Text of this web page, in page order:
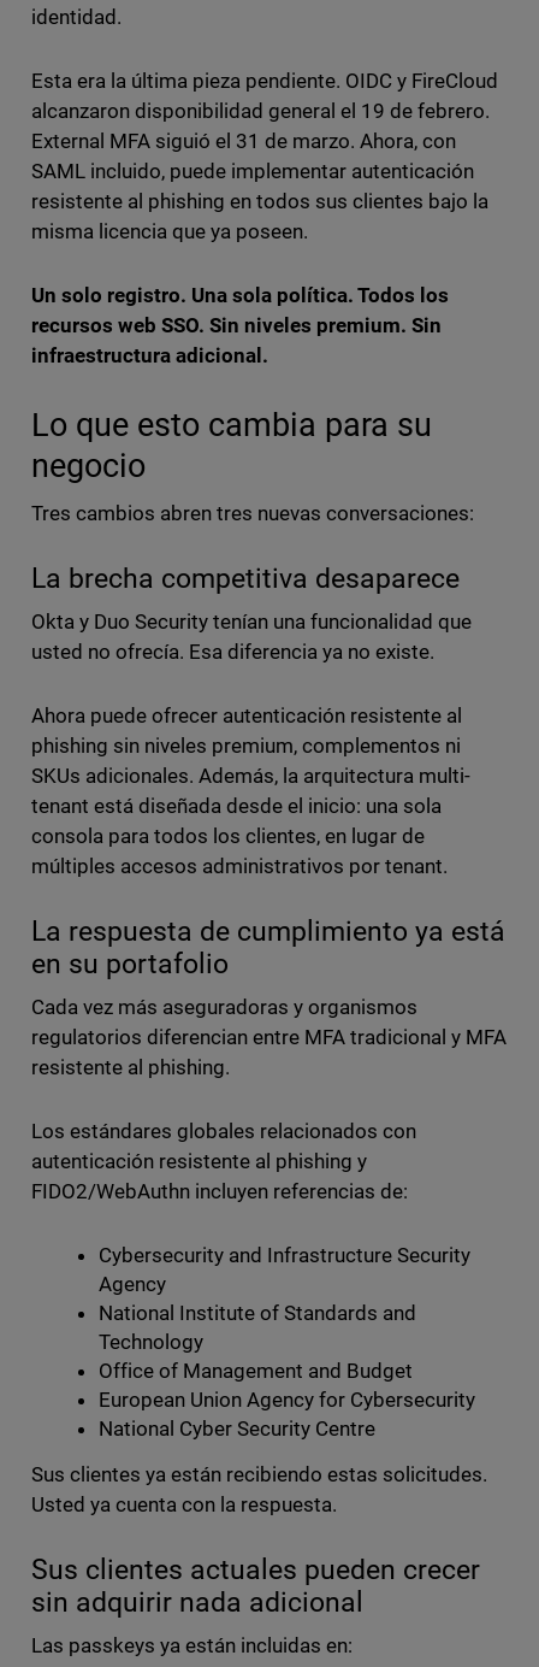
identidad.
Esta era la última pieza pendiente. OIDC y FireCloud
alcanzaron disponibilidad general el 19 de febrero.
External MFA siguió el 31 de marzo. Ahora, con
SAML incluido, puede implementar autenticación
resistente al phishing en todos sus clientes bajo la
misma licencia que ya poseen.
Un solo registro. Una sola política. Todos los
recursos web SSO. Sin niveles premium. Sin
infraestructura adicional.
Lo que esto cambia para su
negocio
Tres cambios abren tres nuevas conversaciones:
La brecha competitiva desaparece
Okta y Duo Security tenían una funcionalidad que
usted no ofrecía. Esa diferencia ya no existe.
Ahora puede ofrecer autenticación resistente al
phishing sin niveles premium, complementos ni
SKUs adicionales. Además, la arquitectura multi-
tenant está diseñada desde el inicio: una sola
consola para todos los clientes, en lugar de
múltiples accesos administrativos por tenant.
La respuesta de cumplimiento ya está
en su portafolio
Cada vez más aseguradoras y organismos
regulatorios diferencian entre MFA tradicional y MFA
resistente al phishing.
Los estándares globales relacionados con
autenticación resistente al phishing y
FIDO2/WebAuthn incluyen referencias de:
Cybersecurity and Infrastructure Security
Agency
National Institute of Standards and
Technology
Office of Management and Budget
European Union Agency for Cybersecurity
National Cyber Security Centre
Sus clientes ya están recibiendo estas solicitudes.
Usted ya cuenta con la respuesta.
Sus clientes actuales pueden crecer
sin adquirir nada adicional
Las passkeys ya están incluidas en: